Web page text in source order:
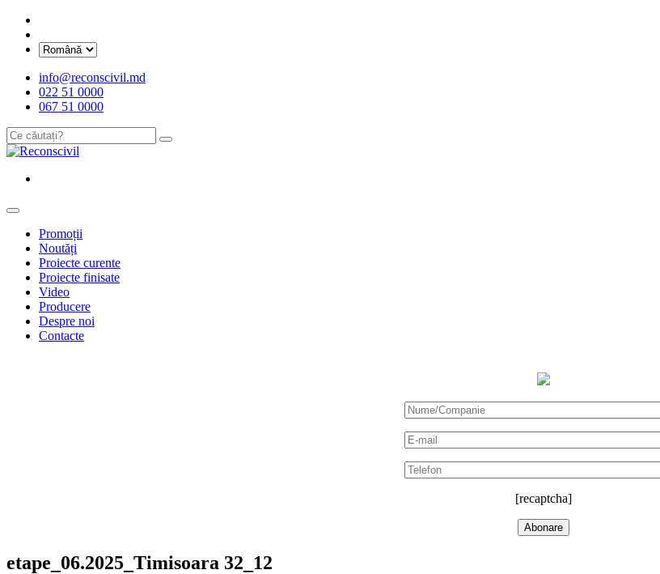
info@reconscivil.md
022 51 0000
067 51 0000
Promoții
Noutăți
Proiecte curente
Proiecte finisate
Video
Producere
Despre noi
Contacte
[recaptcha]
etape_06.2025_Timisoara 32_12